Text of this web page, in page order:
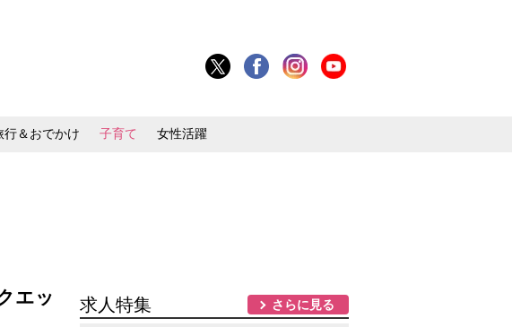
行＆おでかけ 子育て 女性活躍
エッ
求人特集 さらに見る